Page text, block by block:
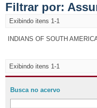
Filtrar por:
Exibindo itens 1-1
INDIANS OF SOUTH
Exibindo itens 1-1
Busca no acervo